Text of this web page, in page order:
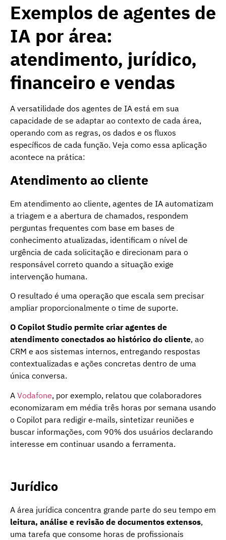
Exemplos de agentes de
IA por área:
atendimento, jurídico,
financeiro e vendas
A versatilidade dos agentes de IA está em sua
capacidade de se adaptar ao contexto de cada área,
operando com as regras, os dados e os fluxos
específicos de cada função. Veja como essa aplicação
acontece na prática:
Atendimento ao cliente
Em atendimento ao cliente, agentes de IA automatizam
a triagem e a abertura de chamados, respondem
perguntas frequentes com base em bases de
conhecimento atualizadas, identificam o nível de
urgência de cada solicitação e direcionam para o
responsável correto quando a situação exige
intervenção humana.
O resultado é uma operação que escala sem precisar
ampliar proporcionalmente o time de suporte.
O Copilot Studio permite criar agentes de
atendimento conectados ao histórico do cliente, ao
CRM e aos sistemas internos, entregando respostas
contextualizadas e ações concretas dentro de uma
única conversa.
A Vodafone, por exemplo, relatou que colaboradores
economizaram em média três horas por semana usando
o Copilot para redigir e-mails, sintetizar reuniões e
buscar informações, com 90% dos usuários declarando
interesse em continuar usando a ferramenta.
Jurídico
A área jurídica concentra grande parte do seu tempo em
leitura, análise e revisão de documentos extensos,
uma tarefa que consome horas de profissionais